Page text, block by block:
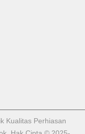
Kualitas Perhiasan